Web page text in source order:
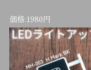
価格:1980円